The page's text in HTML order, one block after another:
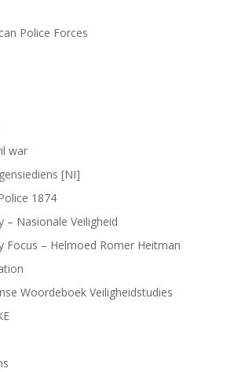
Police Forces
war
[NI]
1874
– Nasionale Veiligheid
Focus – Helmoed Romer Heitman
Woordeboek Veiligheidstudies